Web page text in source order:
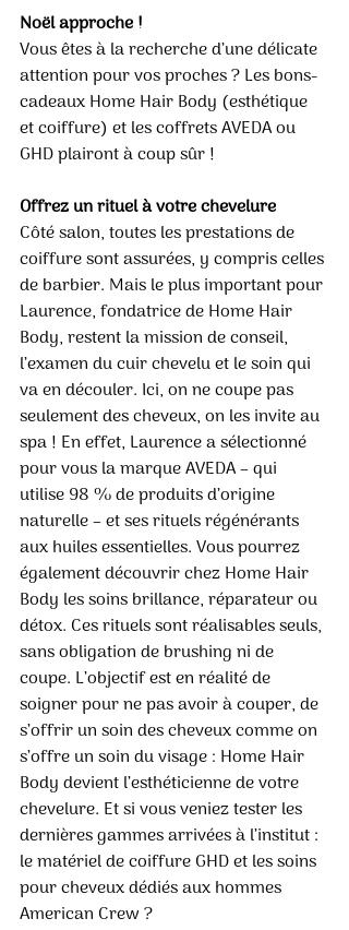
Noël approche !
Vous êtes à la recherche d’une délicate
attention pour vos proches ? Les bons-
cadeaux Home Hair Body (esthétique
et coiffure) et les coffrets AVEDA ou
GHD plairont à coup sûr !
Offrez un rituel à votre chevelure
Côté salon, toutes les prestations de
coiffure sont assurées, y compris celles
de barbier. Mais le plus important pour
Laurence, fondatrice de Home Hair
Body, restent la mission de conseil,
l’examen du cuir chevelu et le soin qui
va en découler. Ici, on ne coupe pas
seulement des cheveux, on les invite au
spa ! En effet, Laurence a sélectionné
pour vous la marque AVEDA – qui
utilise 98 % de produits d’origine
naturelle – et ses rituels régénérants
aux huiles essentielles. Vous pourrez
également découvrir chez Home Hair
Body les soins brillance, réparateur ou
détox. Ces rituels sont réalisables seuls,
sans obligation de brushing ni de
coupe. L’objectif est en réalité de
soigner pour ne pas avoir à couper, de
s’offrir un soin des cheveux comme on
s’offre un soin du visage : Home Hair
Body devient l’esthéticienne de votre
chevelure. Et si vous veniez tester les
dernières gammes arrivées à l’institut :
le matériel de coiffure GHD et les soins
pour cheveux dédiés aux hommes
American Crew ?